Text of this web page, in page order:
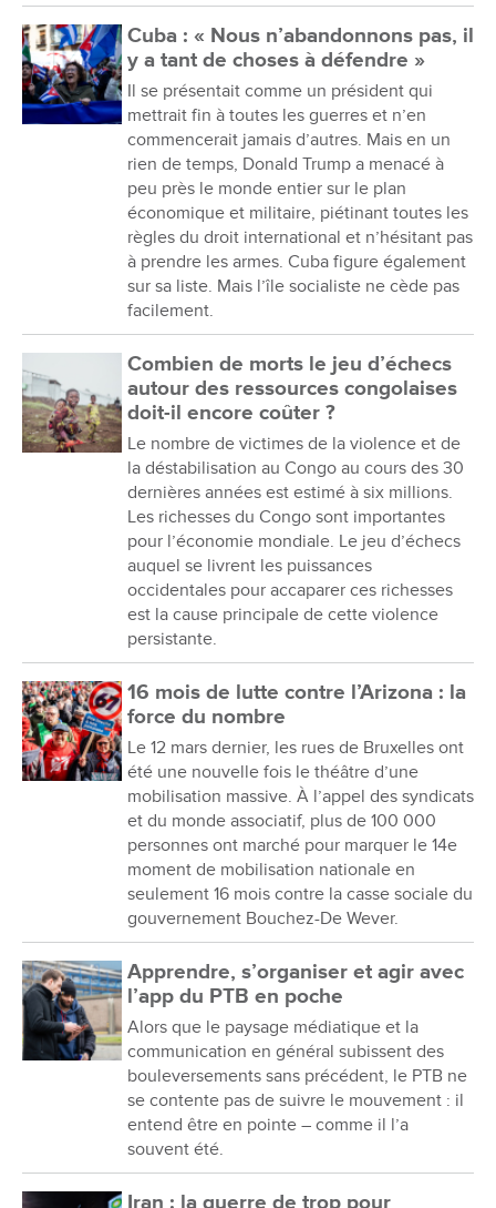
Cuba : « Nous n’abandonnons pas, il
y a tant de choses à défendre »
Il se présentait comme un président qui
mettrait fin à toutes les guerres et n’en
commencerait jamais d’autres. Mais en un
rien de temps, Donald Trump a menacé à
peu près le monde entier sur le plan
économique et militaire, piétinant toutes les
règles du droit international et n’hésitant pas
à prendre les armes. Cuba figure également
sur sa liste. Mais l’île socialiste ne cède pas
facilement.
Combien de morts le jeu d’échecs
autour des ressources congolaises
doit-il encore coûter ?
Le nombre de victimes de la violence et de
la déstabilisation au Congo au cours des 30
dernières années est estimé à six millions.
Les richesses du Congo sont importantes
pour l’économie mondiale. Le jeu d’échecs
auquel se livrent les puissances
occidentales pour accaparer ces richesses
est la cause principale de cette violence
persistante.
16 mois de lutte contre l’Arizona : la
force du nombre
Le 12 mars dernier, les rues de Bruxelles ont
été une nouvelle fois le théâtre d’une
mobilisation massive. À l’appel des syndicats
et du monde associatif, plus de 100 000
personnes ont marché pour marquer le 14e
moment de mobilisation nationale en
seulement 16 mois contre la casse sociale du
gouvernement Bouchez-De Wever.
Apprendre, s’organiser et agir avec
l’app du PTB en poche
Alors que le paysage médiatique et la
communication en général subissent des
bouleversements sans précédent, le PTB ne
se contente pas de suivre le mouvement : il
entend être en pointe – comme il l’a
souvent été.
Iran : la guerre de trop pour